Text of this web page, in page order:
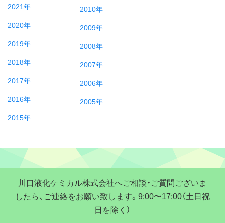
2021年
2020年
2019年
2018年
2017年
2016年
2015年
2010年
2009年
2008年
2007年
2006年
2005年
川口液化ケミカル株式会社へご相談・ご質問ございま
したら、ご連絡をお願い致します。9:00〜17:00（土日祝
日を除く）